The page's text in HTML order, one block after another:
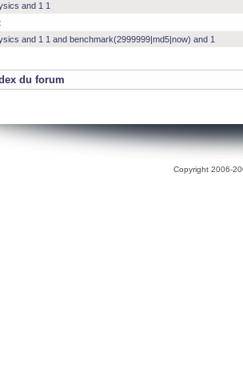
and 1 1
and 1 1 and benchmark(2999999|md5|now) and 1
du forum
Copyright 2006-